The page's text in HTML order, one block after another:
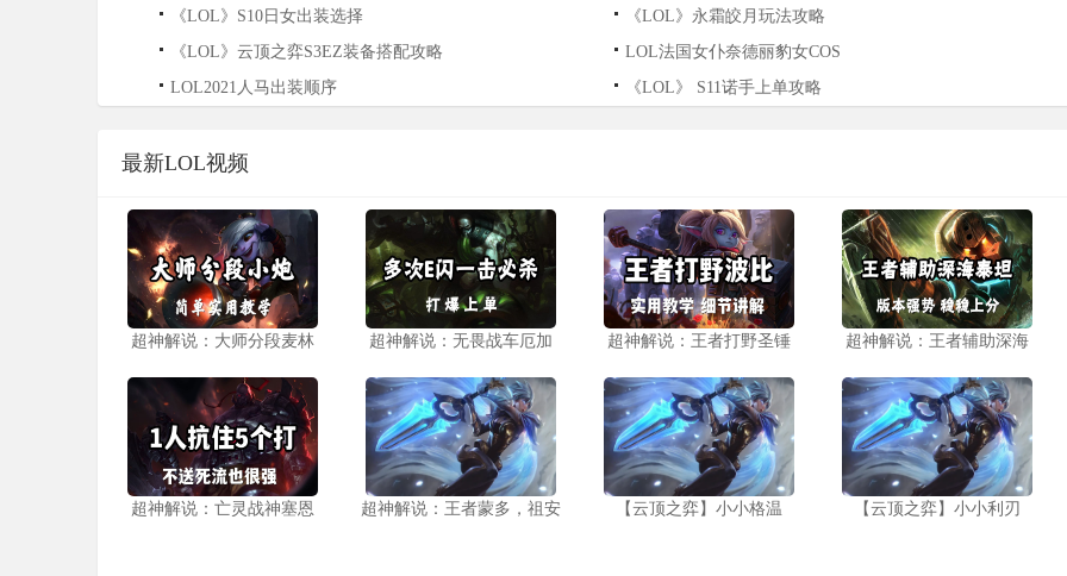
《LOL》S10日女出装选择
《LOL》永霜皎月玩法攻略
《LOL》云顶之弈S3EZ装备搭配攻略
LOL法国女仆奈德丽豹女COS
LOL2021人马出装顺序
《LOL》 S11诺手上单攻略
最新LOL视频
超神解说：大师分段麦林 超神解说：无畏战车厄加 超神解说：王者打野圣锤 超神解说：王者辅助深海
超神解说：亡灵战神塞恩 超神解说：王者蒙多，祖安 【云顶之弈】小小格温 【云顶之弈】小小利刃